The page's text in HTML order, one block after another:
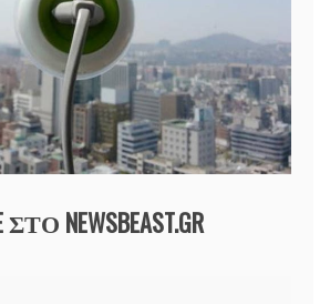
ΣΤΟ NEWSBEAST.GR